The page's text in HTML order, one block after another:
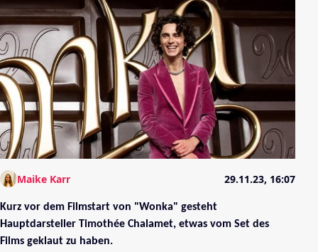
Maike Karr 29.11.23, 16:07
Kurz vor dem Filmstart von "Wonka" gesteht
Hauptdarsteller Timothée Chalamet, etwas vom Set des
Films geklaut zu haben.